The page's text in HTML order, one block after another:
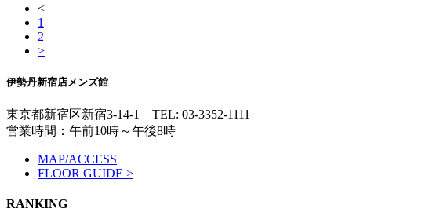
<
1
2
>
伊勢丹新宿店メンズ館
東京都新宿区新宿3-14-1 TEL: 03-3352-1111
営業時間：午前10時～午後8時
MAP/ACCESS
FLOOR GUIDE >
RANKING